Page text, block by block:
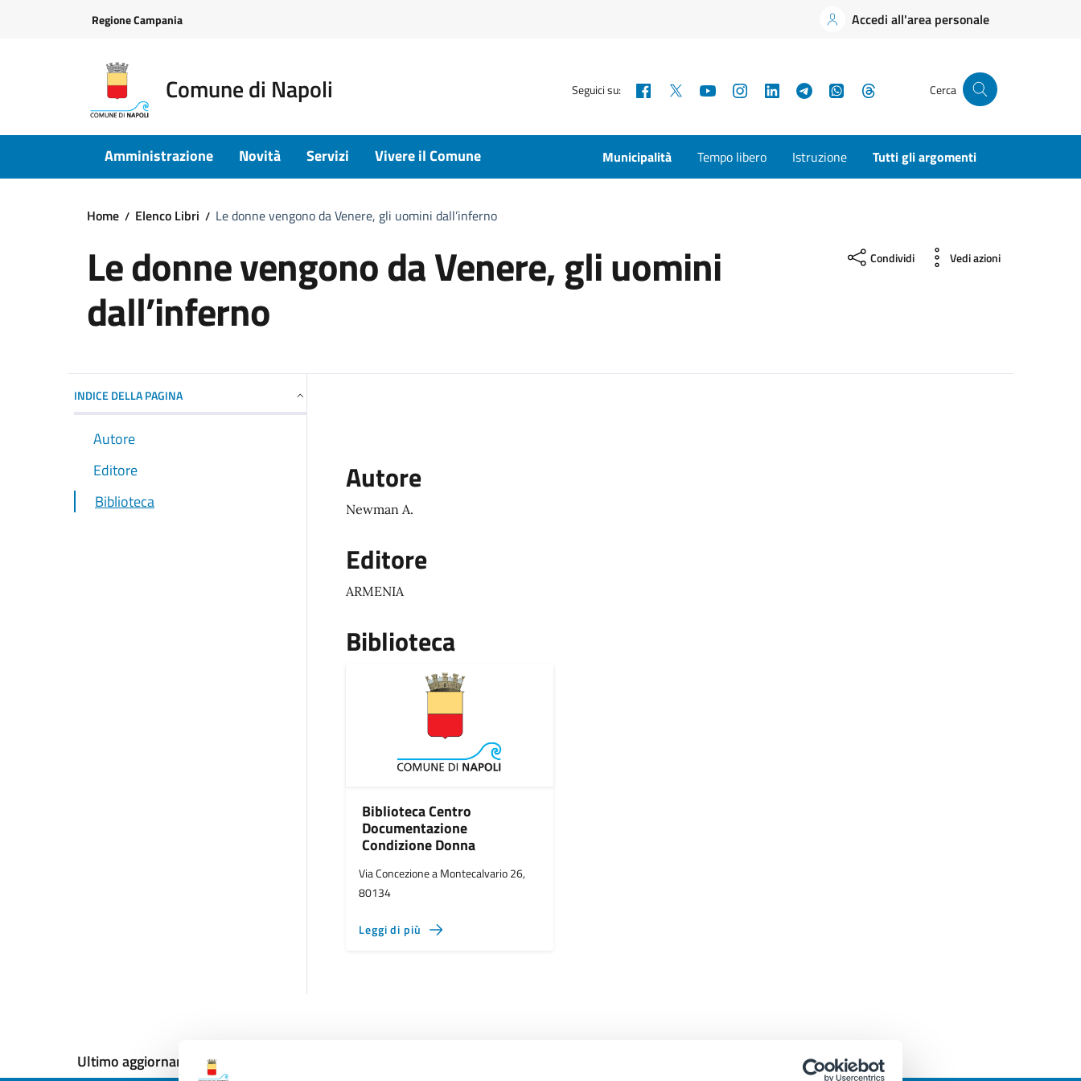
Regione Campania Accedi all'area personale
Comune di Napoli Seguici su: Facebook YouTubeInstagramLinkedInTelegramWhatsApp Cerca
Amministrazione Novità Servizi Vivere il Comune Municipalità Tempo libero Istruzione Tutti gli argomenti
Home Elenco Libri Le donne vengono da Venere, gli uomini dall’inferno
Le donne vengono da Venere, gli uomini
dall’inferno
Condividi Vedi azioni
INDICE DELLA PAGINA
Autore
Editore
Biblioteca
Autore
Newman A.
Editore
ARMENIA
Biblioteca
Biblioteca Centro
Documentazione
Condizione Donna
Via Concezione a Montecalvario 26,
80134
Leggi di più
Ultimo aggiornamento: